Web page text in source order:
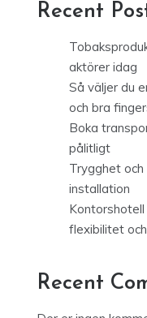
Recent
aktörer idag
Så väljer du
och bra
Boka
pålitligt
Trygghet
installation
flexibilitet
Recent